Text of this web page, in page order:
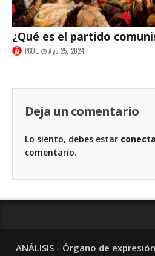
¿Qué es el partido
PCOE Ago 25, 2024
Deja un comentario
Lo siento, debes estar
comentario.
ANÁLISIS - Órgano de